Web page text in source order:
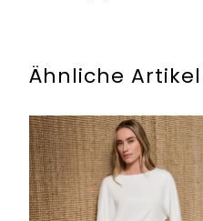
Ähnliche Artikel